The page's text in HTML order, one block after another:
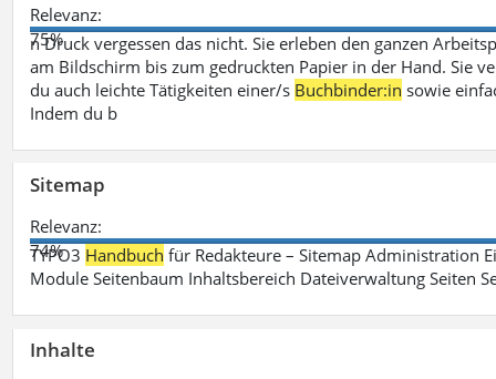
Relevanz:
75%
n Druck vergessen das nicht. Sie erleben den ganzen
am Bildschirm bis zum gedruckten Papier in der Hand. Sie
du auch leichte Tätigkeiten einer/s Buchbinder:in sowie
Indem du b
Sitemap
Relevanz:
74%
TYPO3 Handbuch für Redakteure – Sitemap Administration
Module Seitenbaum Inhaltsbereich Dateiverwaltung Seiten
Inhalte